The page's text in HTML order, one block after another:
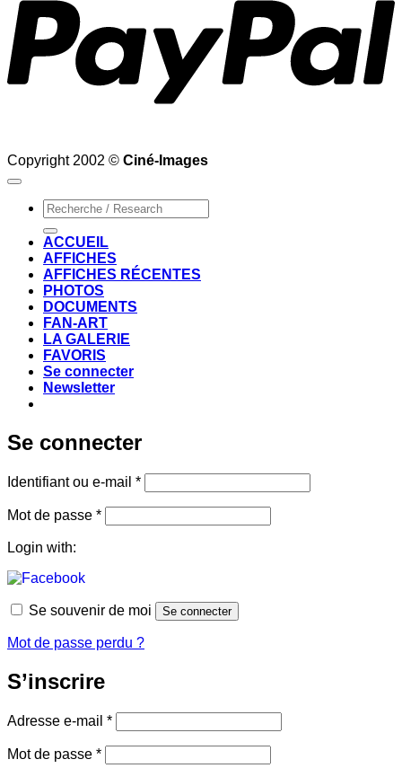
Copyright 2002 © Ciné-Images
Recherche
pour :
ACCUEIL
AFFICHES
AFFICHES RÉCENTES
PHOTOS
DOCUMENTS
FAN-ART
LA GALERIE
FAVORIS
Se connecter
Newsletter
Se connecter
Identifiant ou e-mail *Obligatoire
Mot de passe *Obligatoire
Login with:
Se souvenir de moi Se connecter
Mot de passe perdu ?
S’inscrire
Adresse e-mail *Obligatoire
Mot de passe *Obligatoire